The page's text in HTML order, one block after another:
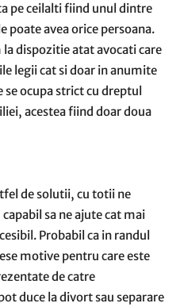
pe ceilalti fiind unul dintre
poate avea orice persoana.
dispozitie atat avocati care
legii cat si doar in anumite
ocupa strict cu dreptul
acestea fiind doar doua
de solutii, cu totii ne
sa ne ajute cat mai
Probabil ca in randul
motive pentru care este
de catre
duce la divort sau separare